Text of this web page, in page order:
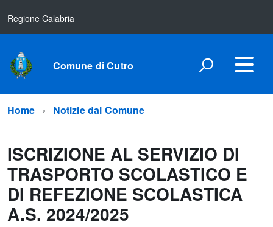
Regione Calabria
Comune di Cutro
Home Notizie dal Comune
ISCRIZIONE AL SERVIZIO DI
TRASPORTO SCOLASTICO E
DI REFEZIONE SCOLASTICA
A.S. 2024/2025